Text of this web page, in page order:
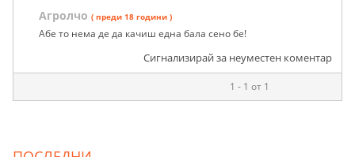
Агролчо ( преди 18 години )
Абе то нема де да качиш една бала сено бе!
Сигнализирай за неуместен коментар
1 - 1 от 1